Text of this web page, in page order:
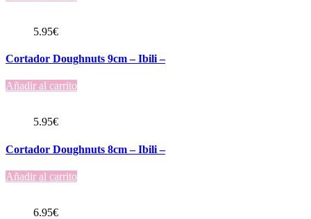
5.95€
Cortador Doughnuts 9cm – Ibili –
Añadir al carrito
5.95€
Cortador Doughnuts 8cm – Ibili –
Añadir al carrito
6.95€